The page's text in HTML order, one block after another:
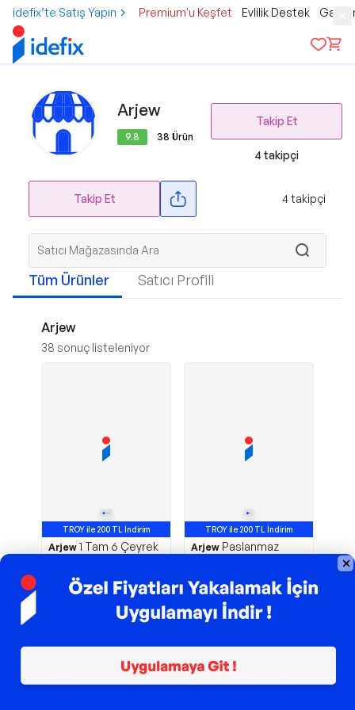
idefix’te Satış Yapın Premium'u Keşfet Evlilik Destek
Arjew
9.8 38 Ürün
Takip Et
4 takipçi
Takip Et 4takipçi
Tüm Ürünler Satıcı Profili
Arjew
38 sonuç listeleniyor
TROY ile 200 TL İndirim
Arjew 1 Tam 6 Çeyrek
504,00TL
TROY ile 200 TL İndirim
Arjew Paslanmaz
Bileklik
TL
Sepette241,92TL